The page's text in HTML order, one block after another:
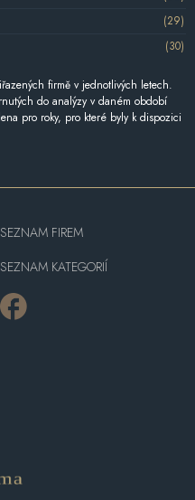
(29)
(30)
firmě v jednotlivých letech.
do analýzy v daném období
pro roky, pro které byly k dispozici
SEZNAM FIREM
SEZNAM KATEGORIÍ